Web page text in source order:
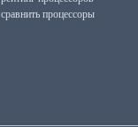
сравнить процессоры